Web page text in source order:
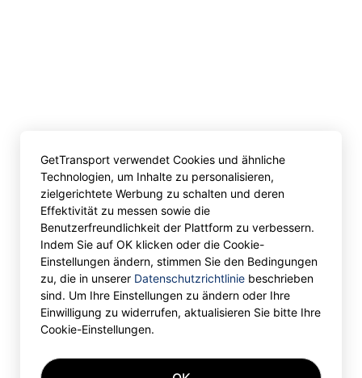
GetTransport verwendet Cookies und ähnliche
Technologien, um Inhalte zu personalisieren,
zielgerichtete Werbung zu schalten und deren
Effektivität zu messen sowie die
Benutzerfreundlichkeit der Plattform zu verbessern.
Indem Sie auf OK klicken oder die Cookie-
Einstellungen ändern, stimmen Sie den Bedingungen
zu, die in unserer Datenschutzrichtlinie beschrieben
sind. Um Ihre Einstellungen zu ändern oder Ihre
Einwilligung zu widerrufen, aktualisieren Sie bitte Ihre
Cookie-Einstellungen.